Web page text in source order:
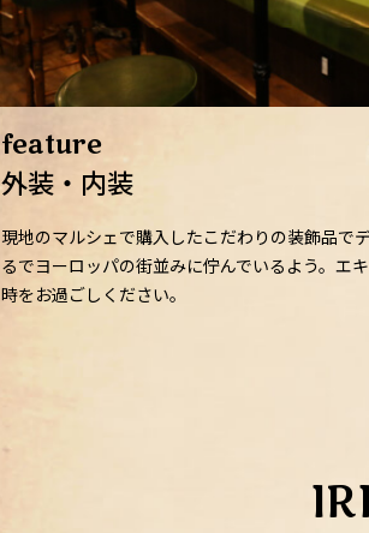
feature
外装・内装
現地のマルシェで購入したこだわりの装飾品で
るでヨーロッパの街並みに佇んでいるよう。エ
時をお過ごしください。